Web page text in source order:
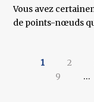
Vous avez
de points-nœuds
1 2
9
…